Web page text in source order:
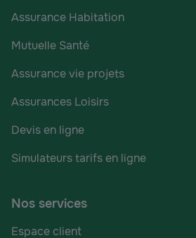
Assurance Habitation
Mutuelle Santé
Assurance vie projets
Assurances Loisirs
Devis en ligne
Simulateurs tarifs en ligne
Nos services
Espace client